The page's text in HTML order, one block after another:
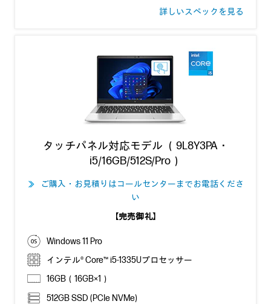
詳しいスペックを見る
タッチパネル対応モデル （9L8Y3PA・
i5/16GB/512S/Pro）
≫
ご購入・お見積りはコールセンターまでお電話くださ
い
【完売御礼】
Windows 11 Pro
インテル® Core™ i5-1335Uプロセッサー
16GB（16GB×1）
512GB SSD (PCIe NVMe)